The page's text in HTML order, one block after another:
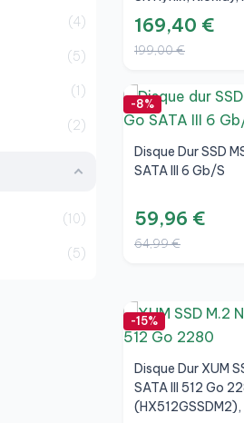
4
5
1
2
10
5
169,40 €
199,00 €
-8%
Disque Dur SSD
SATA III 6 Gb/s
59,96 €
64,99 €
-15%
Disque Dur XUM
SATA III 512 Go